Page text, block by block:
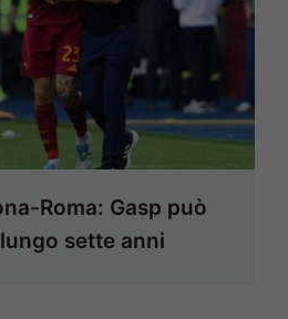
Roma: Gasp può
sette anni